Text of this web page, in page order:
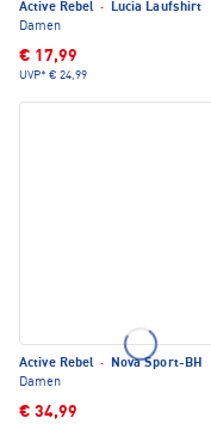
Active Rebel ·
Lucia Laufshirt
Damen
€ 17,99
UVP* € 24,99
Active Rebel ·
Nova Sport-BH
Damen
€ 34,99